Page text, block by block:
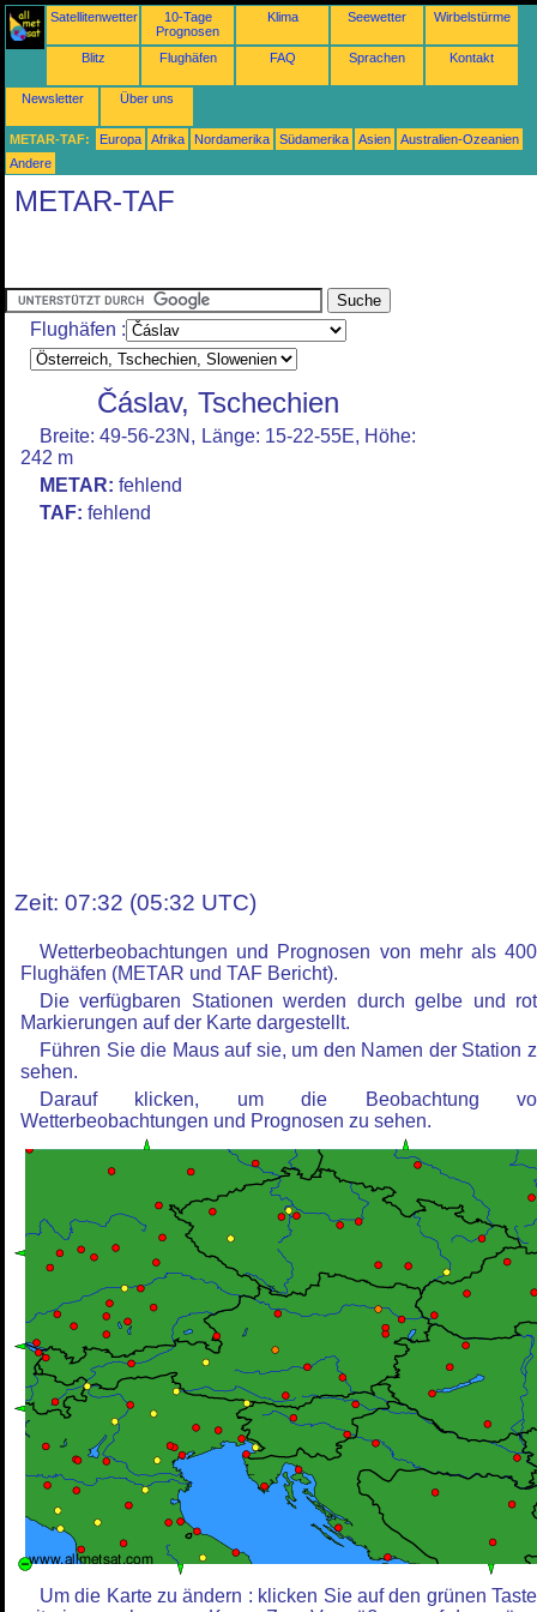
Satellitenwetter
10-Tage
Prognosen
Klima Seewetter Wirbelstürme
Blitz Flughäfen FAQ Sprachen Kontakt
Newsletter Über uns
METAR-TAF: Europa Afrika Nordamerika Südamerika Asien
Australien-Ozeanien
Andere
METAR-TAF
Flughäfen :
Čáslav, Tschechien
Breite: 49-56-23N, Länge: 15-22-55E, Höhe:
242 m
METAR: fehlend
TAF: fehlend
Zeit: 07:32 (05:32 UTC)
Wetterbeobachtungen und Prognosen von mehr als
Flughäfen (METAR und TAF Bericht).
Die verfügbaren Stationen werden durch gelbe und
Markierungen auf der Karte dargestellt.
Führen Sie die Maus auf sie, um den Namen der Station
sehen.
Darauf klicken, um die Beobachtung
Wetterbeobachtungen und Prognosen zu sehen.
Um die Karte zu ändern : klicken Sie auf den grünen